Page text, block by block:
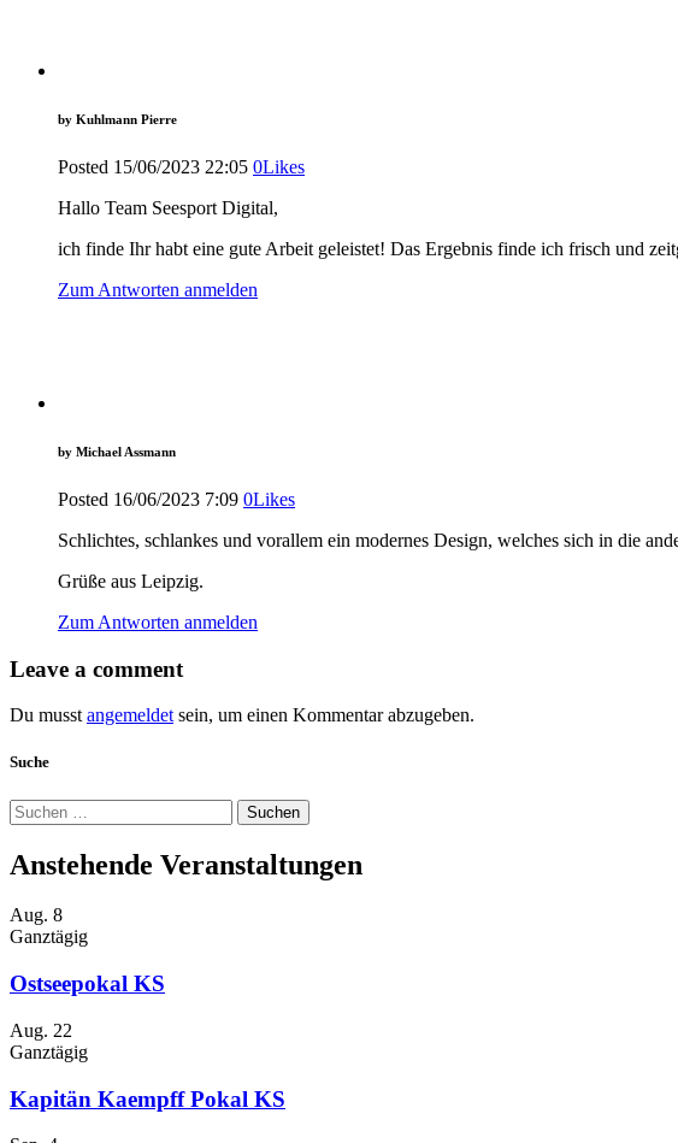
by Kuhlmann Pierre
Posted 15/06/2023 22:05 0Likes
Hallo Team Seesport Digital,
ich finde Ihr habt eine gute Arbeit geleistet! Das Ergebnis finde ich frisch und
Zum Antworten anmelden
by Michael Assmann
Posted 16/06/2023 7:09 0Likes
Schlichtes, schlankes und vorallem ein modernes Design, welches sich in die
Grüße aus Leipzig.
Zum Antworten anmelden
Leave a comment
Du musst angemeldet sein, um einen Kommentar abzugeben.
Suche
Suchen
nach:
Anstehende Veranstaltungen
Aug. 8
Ganztägig
Ostseepokal KS
Aug. 22
Ganztägig
Kapitän Kaempff Pokal KS